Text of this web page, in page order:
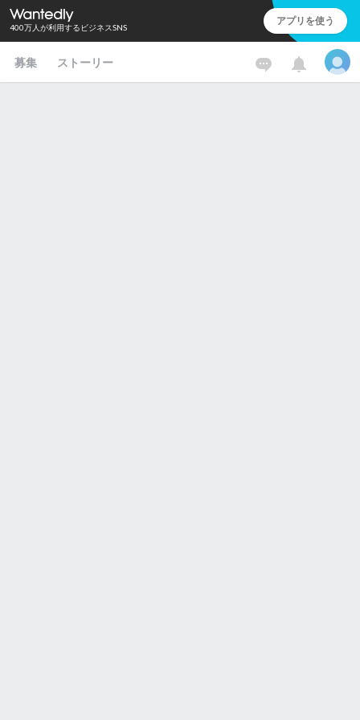
400万人が利用するビジネスSNS アプリを使う
募集 ストーリー